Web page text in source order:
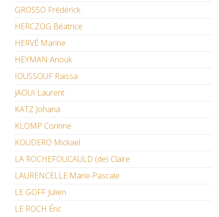
GROSSO Frédérick
HERCZOG Béatrice
HERVÉ Marine
HEYMAN Anouk
IOUSSOUF Raïssa
JAOUI Laurent
KATZ Johana
KLOMP Corinne
KOUDERO Mickaël
LA ROCHEFOUCAULD (de) Claire
LAURENCELLE Marie-Pascale
LE GOFF Julien
LE ROCH Éric